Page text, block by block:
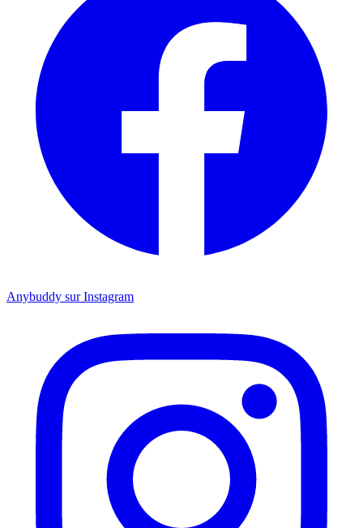
Anybuddy sur Instagram